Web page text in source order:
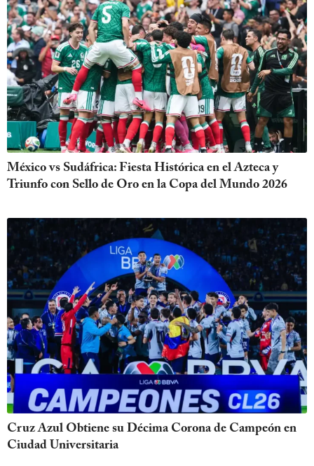
México vs Sudáfrica: Fiesta Histórica en el Azteca y
Triunfo con Sello de Oro en la Copa del Mundo 2026
Cruz Azul Obtiene su Décima Corona de Campeón en
Ciudad Universitaria